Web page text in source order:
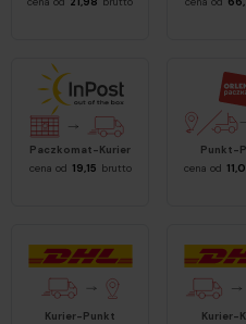
Inpost Paczkomat Kurier
Paczkomat-Kurier
cena od 19,15 brutto
ORLEN
Punkt-
cena od
DHL
Kurier-Punkt
DHL
Kurier-